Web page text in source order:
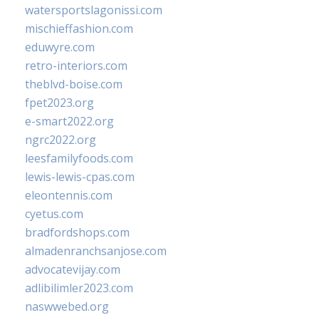
watersportslagonissi.com
mischieffashion.com
eduwyre.com
retro-interiors.com
theblvd-boise.com
fpet2023.org
e-smart2022.org
ngrc2022.org
leesfamilyfoods.com
lewis-lewis-cpas.com
eleontennis.com
cyetus.com
bradfordshops.com
almadenranchsanjose.com
advocatevijay.com
adlibilimler2023.com
naswwebed.org